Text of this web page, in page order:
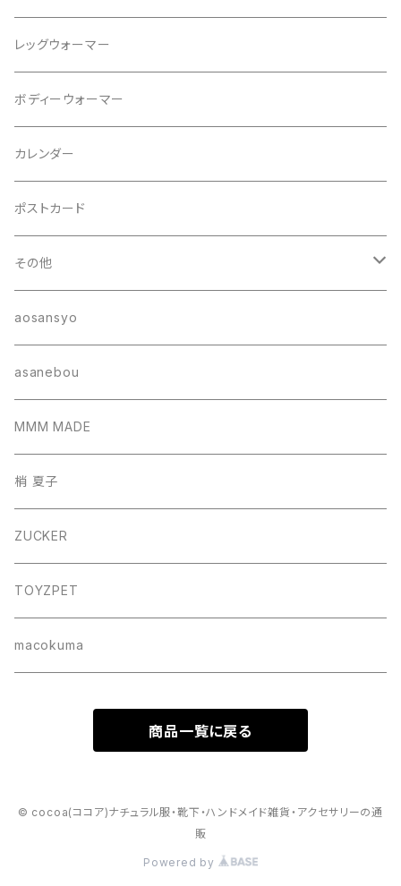
パンツ
ジャケット
ブローチ
ヘアゴム
レッグウォーマー
ボディーウォーマー
カレンダー
ポストカード
その他
ポーチ
帽子
サコッシュ
巾着バッグ
バッグ
フォトフレーム
懐紙入れ
aosansyo
asanebou
MMM MADE
梢 夏子
ZUCKER
TOYZPET
macokuma
商品一覧に戻る
© cocoa(ココア)ナチュラル服・靴下・ハンドメイド雑貨・アクセサリーの通
販
Powered by